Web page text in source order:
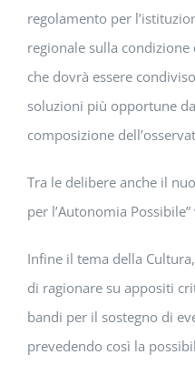
regolamento per
regionale sulla
che dovrà essere
soluzioni più opportune
composizione
Tra le delibere anche il
per l’Autonomia
Infine il tema della
di ragionare su appositi
bandi per il sostegno di
prevedendo così la